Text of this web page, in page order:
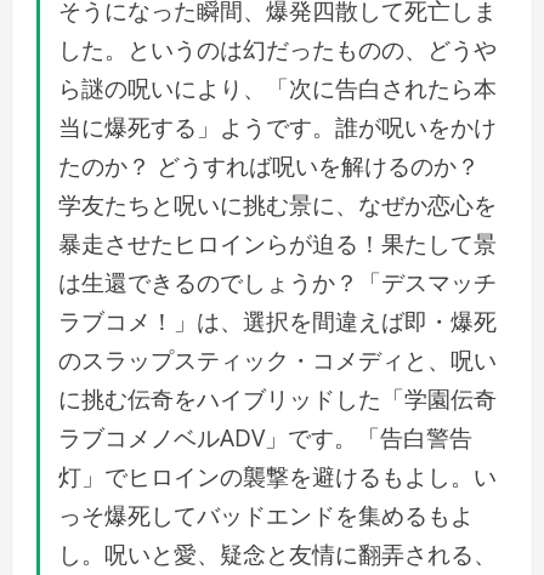
そうになった瞬間、爆発四散して死亡しま
した。というのは幻だったものの、どうや
ら謎の呪いにより、「次に告白されたら本
当に爆死する」ようです。誰が呪いをかけ
たのか？ どうすれば呪いを解けるのか？
学友たちと呪いに挑む景に、なぜか恋心を
暴走させたヒロインらが迫る！果たして景
は生還できるのでしょうか？「デスマッチ
ラブコメ！」は、選択を間違えば即・爆死
のスラップスティック・コメディと、呪い
に挑む伝奇をハイブリッドした「学園伝奇
ラブコメノベルADV」です。「告白警告
灯」でヒロインの襲撃を避けるもよし。い
っそ爆死してバッドエンドを集めるもよ
し。呪いと愛、疑念と友情に翻弄される、